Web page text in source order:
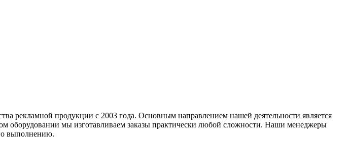
рекламной продукции с 2003 года. Основным направлением нашей деятельности является
оборудовании мы изготавливаем заказы практически любой сложности. Наши менеджеры
выполнению.